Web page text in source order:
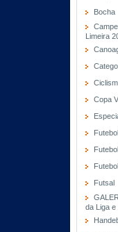
Bocha
Limeira
Copa
Futebol
Futsal
da Liga e